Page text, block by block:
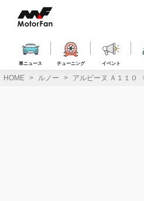
ス
車ニュース チューニング イベント
HOME ルノー アルピーヌ Ａ１１０